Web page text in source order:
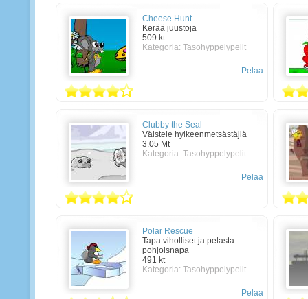
Cheese Hunt
Kerää juustoja
509 kt
Kategoria: Tasohyppelypelit
Pelaa
Clubby the Seal
Väistele hylkeenmetsästäjiä
3.05 Mt
Kategoria: Tasohyppelypelit
Pelaa
Polar Rescue
Tapa viholliset ja pelasta
pohjoisnapa
491 kt
Kategoria: Tasohyppelypelit
Pelaa